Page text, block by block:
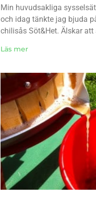
Min huvudsakliga
och idag tänkte jag bjuda
chilisås Söt&Het. Älskar
Läs mer